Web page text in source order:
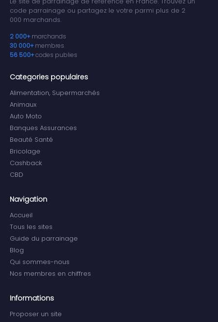
code parrainage ou partagez le votre parmi plus de 2
000 marchands.
2 000+ marchands
30 000+ membres
56 500+codes publies
Categories populaires
Alimentation, Supermarchés
Animaux
Auto Moto
Banques Assurances
Beauté Santé
Bricolage
Cashback
CBD
Navigation
Accueil
Tous les sites
Guide du parrainage
Blog
Qui sommes-nous
Nos membres en chiffres
Informations
Proposer un site